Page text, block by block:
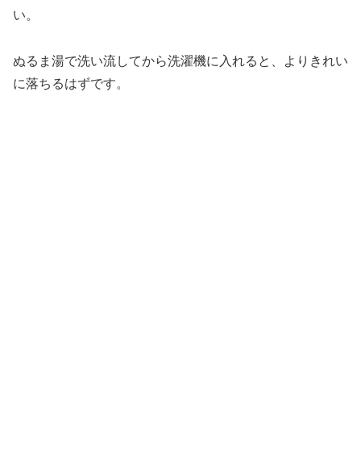
い。
ぬるま湯で洗い流してから洗濯機に入れると、よりきれい
に落ちるはずです。